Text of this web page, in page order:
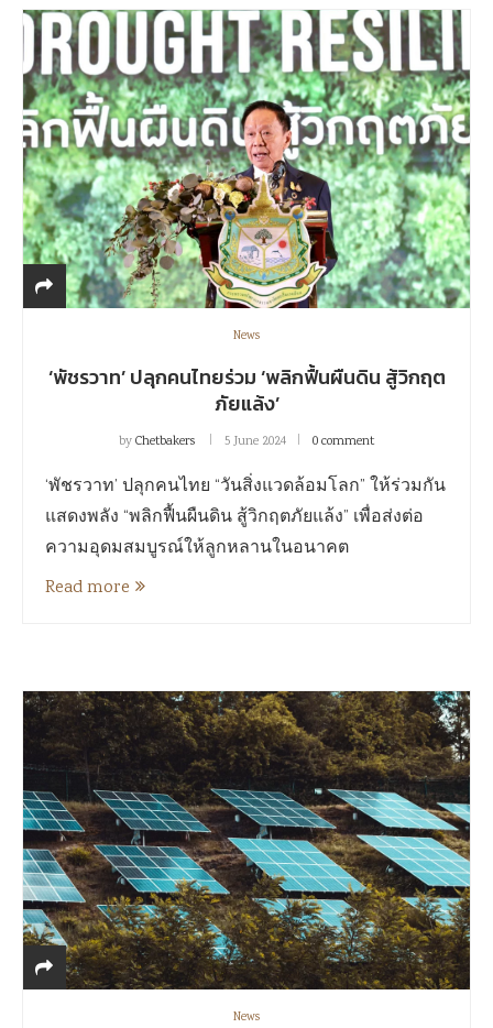
News
‘พัชรวาท’ ปลุกคนไทยร่วม ‘พลิกฟื้นผืนดิน สู้วิกฤต
ภัยแล้ง’
byChetbakers 5 June 2024 0 comment
‘พัชรวาท’ ปลุกคนไทย “วันสิ่งแวดล้อมโลก” ให้ร่วมกัน
แสดงพลัง “พลิกฟื้นผืนดิน สู้วิกฤตภัยแล้ง” เพื่อส่งต่อ
ความอุดมสมบูรณ์ให้ลูกหลานในอนาคต
Read more
News